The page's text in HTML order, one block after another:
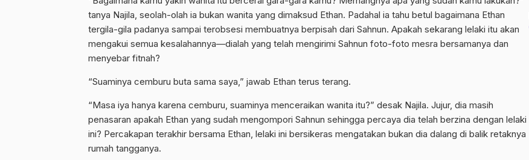
tanya Najila, seolah-olah ia bukan wanita yang dimaksud Ethan. Padahal ia tahu betul bagaimana Ethan
tergila-gila padanya sampai terobsesi membuatnya berpisah dari Sahnun. Apakah sekarang lelaki itu akan
mengakui semua kesalahannya—dialah yang telah mengirimi Sahnun foto-foto mesra bersamanya dan
menyebar fitnah?
“Suaminya cemburu buta sama saya,” jawab Ethan terus terang.
“Masa iya hanya karena cemburu, suaminya menceraikan wanita itu?” desak Najila. Jujur, dia masih
penasaran apakah Ethan yang sudah mengompori Sahnun sehingga percaya dia telah berzina dengan lelaki
ini? Percakapan terakhir bersama Ethan, lelaki ini bersikeras mengatakan bukan dia dalang di balik retaknya
rumah tangganya.